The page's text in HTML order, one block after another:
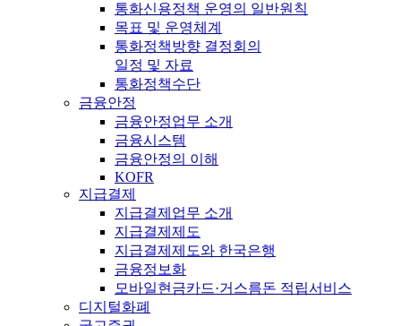
통화신용정책 운영의 일반원칙
목표 및 운영체계
통화정책방향 결정회의
일정 및 자료
통화정책수단
금융안정
금융안정업무 소개
금융시스템
금융안정의 이해
KOFR
지급결제
지급결제업무 소개
지급결제제도
지급결제제도와 한국은행
금융정보화
모바일현금카드·거스름돈 적립서비스
디지털화폐